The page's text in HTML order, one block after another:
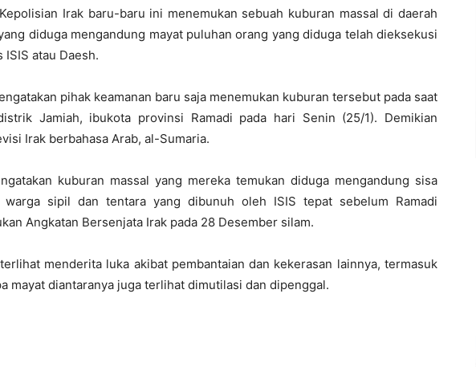
Irak baru-baru ini menemukan sebuah kuburan massal di daerah
diduga mengandung mayat puluhan orang yang diduga telah dieksekusi
atau Daesh.
pihak keamanan baru saja menemukan kuburan tersebut pada saat
Jamiah, ibukota provinsi Ramadi pada hari Senin (25/1). Demikian
Irak berbahasa Arab, al-Sumaria.
kuburan massal yang mereka temukan diduga mengandung sisa
warga sipil dan tentara yang dibunuh oleh ISIS tepat sebelum Ramadi
Angkatan Bersenjata Irak pada 28 Desember silam.
menderita luka akibat pembantaian dan kekerasan lainnya, termasuk
mayat diantaranya juga terlihat dimutilasi dan dipenggal.